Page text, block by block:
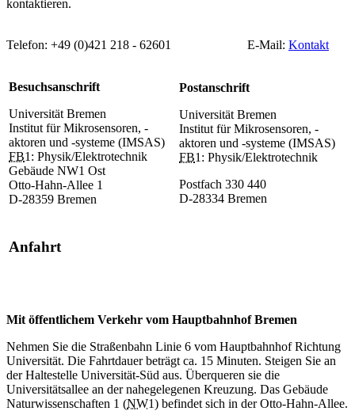
kontaktieren.
Telefon: +49 (0)421 218 - 62601 E-Mail: Kontakt
Besuchsanschrift
Universität Bremen
Institut für Mikrosensoren, -
aktoren und -systeme (IMSAS)
FB1: Physik/Elektrotechnik
Gebäude NW1 Ost
Otto-Hahn-Allee 1
D-28359 Bremen
Postanschrift
Universität Bremen
Institut für Mikrosensoren, -
aktoren und -systeme (IMSAS)
FB1: Physik/Elektrotechnik
Postfach 330 440
D-28334 Bremen
Anfahrt
Mit öffentlichem Verkehr vom Hauptbahnhof Bremen
Nehmen Sie die Straßenbahn Linie 6 vom Hauptbahnhof Richtung
Universität. Die Fahrtdauer beträgt ca. 15 Minuten. Steigen Sie an
der Haltestelle Universität-Süd aus. Überqueren sie die
Universitätsallee an der nahegelegenen Kreuzung. Das Gebäude
Naturwissenschaften 1 (NW1) befindet sich in der Otto-Hahn-Allee.